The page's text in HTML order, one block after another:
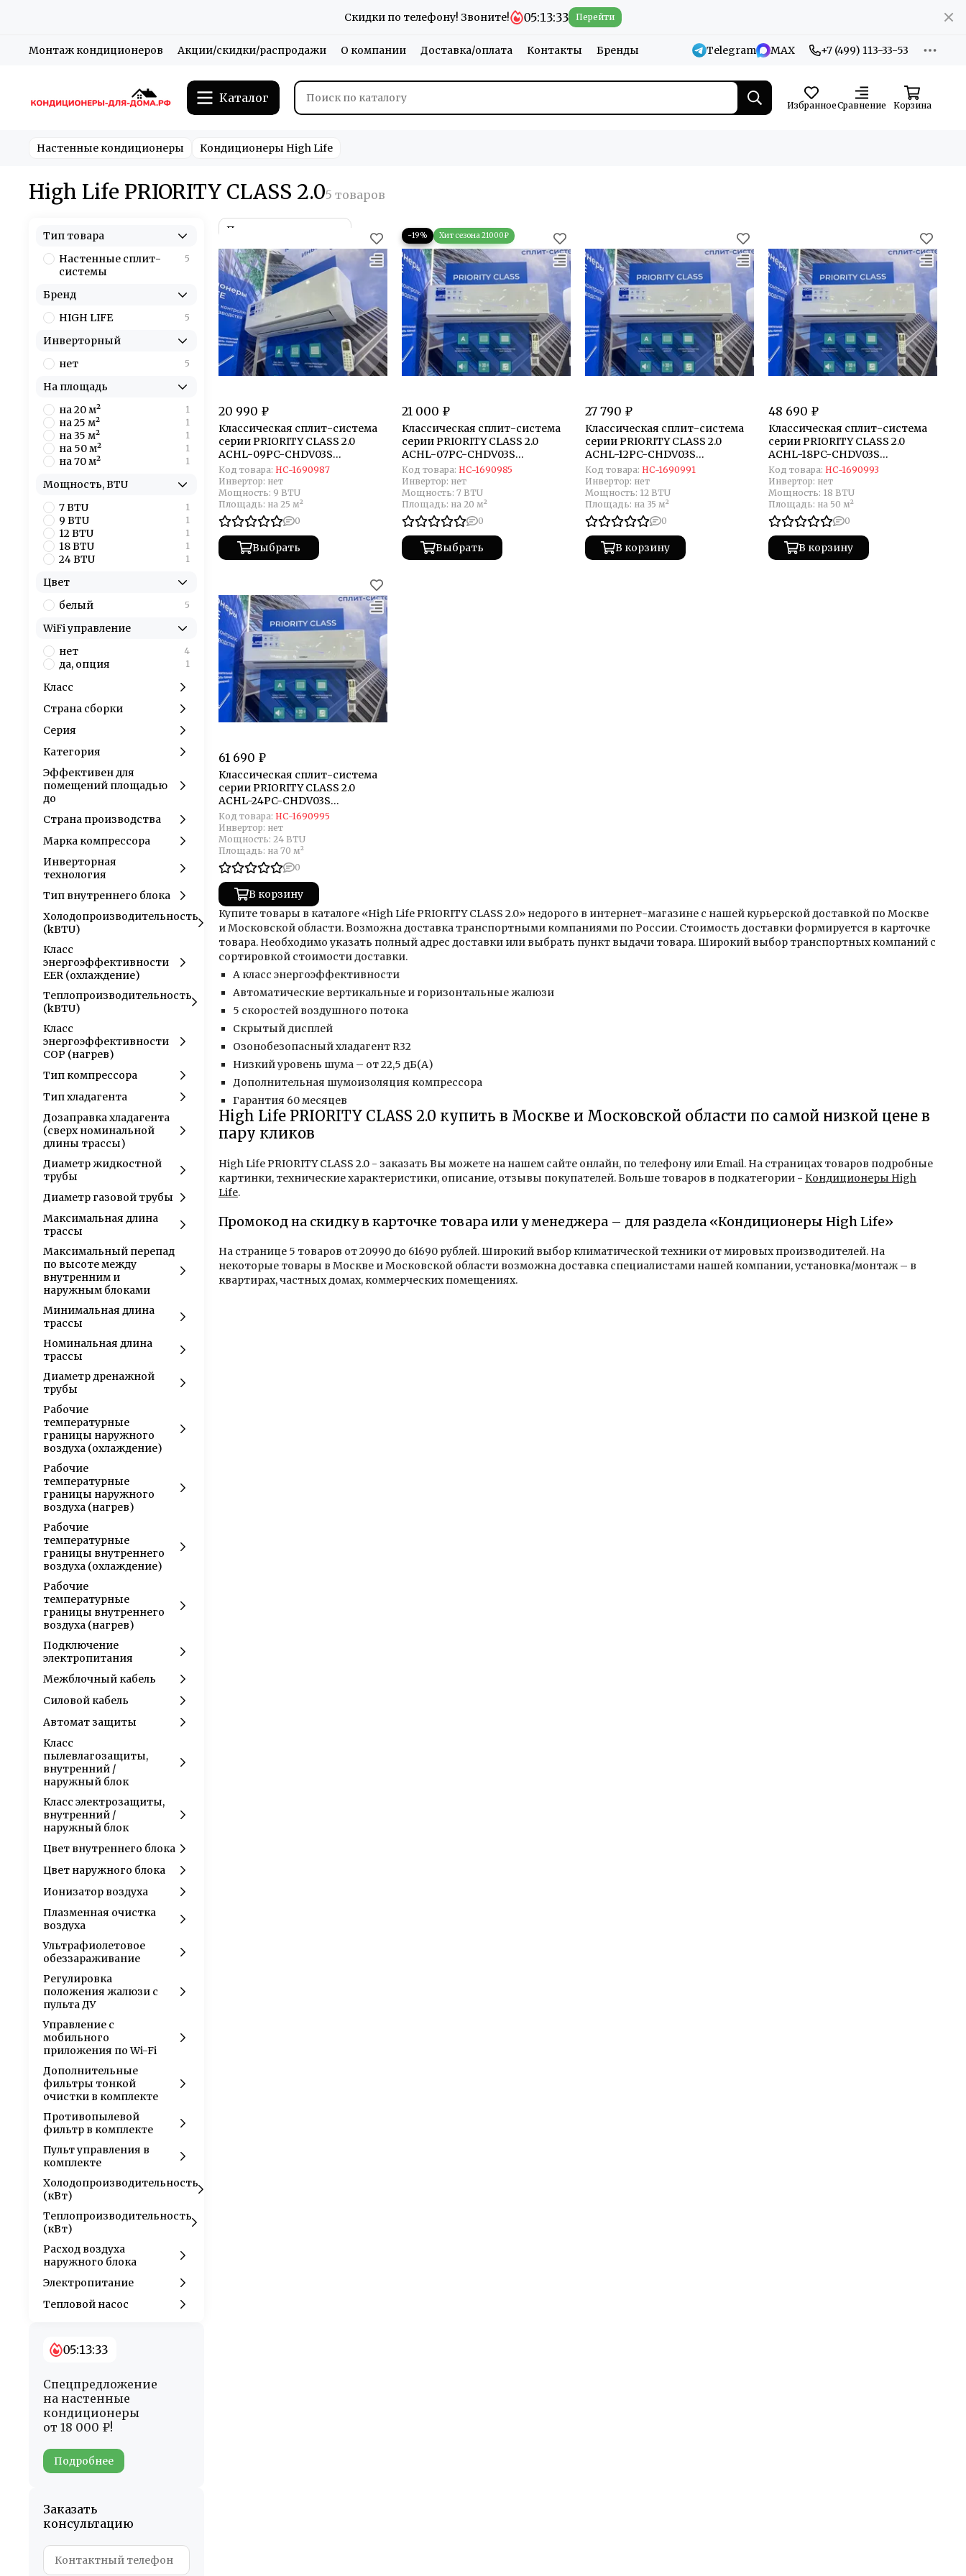
Скидки по телефону! Звоните! 05:13:32 Перейти
Монтаж кондиционеров Акции/скидки/распродажи О компании Доставка/оплата Контакты Бренды Telegram MAX +7 (499) 113-33-53
Каталог
ИзбранноеСравнение Корзина
Настенные кондиционеры Кондиционеры High Life
High Life PRIORITY CLASS 2.0
20 990 ₽
Классическая сплит-система
серии PRIORITY CLASS 2.0
ACHL-09PC-CHDV03S
(комплект)
Код товара: НС-1690987
Инвертор: нет
Мощность: 9 BTU
Площадь: на 25 м²
0
Выбрать
−19%
21 000 ₽
Классическая сплит-система
серии PRIORITY CLASS 2.0
ACHL-07PC-CHDV03S
(комплект)
Код товара: НС-1690985
Инвертор: нет
Мощность: 7 BTU
Площадь: на 20 м²
0
Выбрать
27 790 ₽
Классическая сплит-система
серии PRIORITY CLASS 2.0
ACHL-12PC-CHDV03S
(комплект)
Код товара: НС-1690991
Инвертор: нет
Мощность: 12 BTU
Площадь: на 35 м²
0
В корзину
48 690 ₽
Классическая сплит-система
серии PRIORITY CLASS 2.0
ACHL-18PC-CHDV03S
(комплект)
Код товара: НС-1690993
Инвертор: нет
Мощность: 18 BTU
Площадь: на 50 м²
0
В корзину
61 690 ₽
Классическая сплит-система
серии PRIORITY CLASS 2.0
ACHL-24PC-CHDV03S
(комплект)
Код товара: НС-1690995
Инвертор: нет
Мощность: 24 BTU
Площадь: на 70 м²
0
В корзину
Купите товары в каталоге «High Life PRIORITY CLASS 2.0» недорого в интернет-магазине с нашей курьерской доставкой по Москве
и Московской области. Возможна доставка транспортными компаниями по России. Стоимость доставки формируется в карточке
товара. Необходимо указать полный адрес доставки или выбрать пункт выдачи товара. Широкий выбор транспортных компаний с
сортировкой стоимости доставки.
А класс энергоэффективности
Автоматические вертикальные и горизонтальные жалюзи
5 скоростей воздушного потока
Скрытый дисплей
Озонобезопасный хладагент R32
Низкий уровень шума – от 22,5 дБ(А)
Дополнительная шумоизоляция компрессора
Гарантия 60 месяцев
High Life PRIORITY CLASS 2.0 купить в Москве и Московской области по самой низкой цене в
пару кликов
High Life PRIORITY CLASS 2.0 - заказать Вы можете на нашем сайте онлайн, по телефону или Email. На страницах товаров подробные
картинки, технические характеристики, описание, отзывы покупателей. Больше товаров в подкатегории - Кондиционеры High
Life.
Промокод на скидку в карточке товара или у менеджера – для раздела «Кондиционеры High Life»
На странице 5 товаров от 20990 до 61690 рублей. Широкий выбор климатической техники от мировых производителей. На
некоторые товары в Москве и Московской области возможна доставка специалистами нашей компании, установка/монтаж – в
квартирах, частных домах, коммерческих помещениях.
Тип товара
Настенные сплит-
системы
5
Бренд
HIGH LIFE
5
Инверторный
нет
5
На площадь
на 20 м²
1
на 25 м² 1
на 35 м² 1
на 50 м² 1
на 70 м² 1
Мощность, BTU
7 BTU
1
9 BTU 1
12 BTU 1
18 BTU 1
24 BTU 1
Цвет
белый
5
WiFi управление
нет
4
да, опция 1
Класс
Страна сборки
Серия
Категория
Эффективен для
помещений площадью
до
Страна производства
Марка компрессора
Инверторная
технология
Тип внутреннего блока
Холодопроизводительность
(kBTU)
Класс
энергоэффективности
EER (охлаждение)
Теплопроизводительность
(kBTU)
Класс
энергоэффективности
COP (нагрев)
Тип компрессора
Тип хладагента
Дозаправка хладагента
(сверх номинальной
длины трассы)
Диаметр жидкостной
трубы
Диаметр газовой трубы
Максимальная длина
трассы
Максимальный перепад
по высоте между
внутренним и
наружным блоками
Минимальная длина
трассы
Номинальная длина
трассы
Диаметр дренажной
трубы
Рабочие
температурные
границы наружного
воздуха (охлаждение)
Рабочие
температурные
границы наружного
воздуха (нагрев)
Рабочие
температурные
границы внутреннего
воздуха (охлаждение)
Рабочие
температурные
границы внутреннего
воздуха (нагрев)
Подключение
электропитания
Межблочный кабель
Силовой кабель
Автомат защиты
Класс
пылевлагозащиты,
внутренний /
наружный блок
Класс электрозащиты,
внутренний /
наружный блок
Цвет внутреннего блока
Цвет наружного блока
Ионизатор воздуха
Плазменная очистка
воздуха
Ультрафиолетовое
обеззараживание
Регулировка
положения жалюзи с
пульта ДУ
Управление c
мобильного
приложения по Wi-Fi
Дополнительные
фильтры тонкой
очистки в комплекте
Противопылевой
фильтр в комплекте
Пульт управления в
комплекте
Холодопроизводительность
(кВт)
Теплопроизводительность
(кВт)
Расход воздуха
наружного блока
Электропитание
Тепловой насос
05:13:32
Спецпредложение
на настенные
кондиционеры
от 18 000 ₽!
Подробнее
Заказать
консультацию